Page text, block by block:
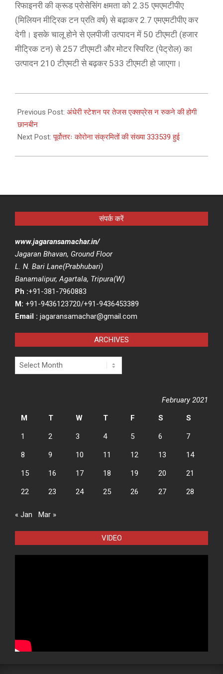
रिफाइनरी की क्रूड प्रोसेसिंग क्षमता को 2.35 एमएमटीपीए
(मिलियन मीट्रिक टन प्रति वर्ष) से ​​बढ़ाकर 2.7 एमएमटीपीए कर
देगी। इसके चालू होने से एलपीजी उत्पादन में 50 टीएमटी (हजार
मीट्रिक टन) से 257 टीएमटी और मोटर स्पिरिट (पेट्रोल) का
उत्पादन 210 टीएमटी से बढ़कर 533 टीएमटी हो जाएगा।
02-
22
Previous Post: अंधेरी स्टेशन पर तेजस एक्सप्रेस न रुकने की होगी
छानबीन
Next Post:पूर्वोत्तरः कोरोना संक्रमितों की संख्या 333539 हुई
संपर्क करें
www.jagaransamachar.in/
Jagaran Bhavan, Ground Floor
L. N. Bari Lane(Prabhubari)
Banamalipur, Agartala, Tripura(W)
Ph :+91-381-7960883
M: +91-9436123720/+91-9436453389
Email : jagaransamachar@gmail.com
ARCHIVES
Archives
February 2021
M
T W T F S S
1 2 3 4 5 6 7
8 9 10 11 12 13 14
15 16 17 18 19 20 21
22 23 24 25 26 27 28
« Jan Mar »
VIDEO